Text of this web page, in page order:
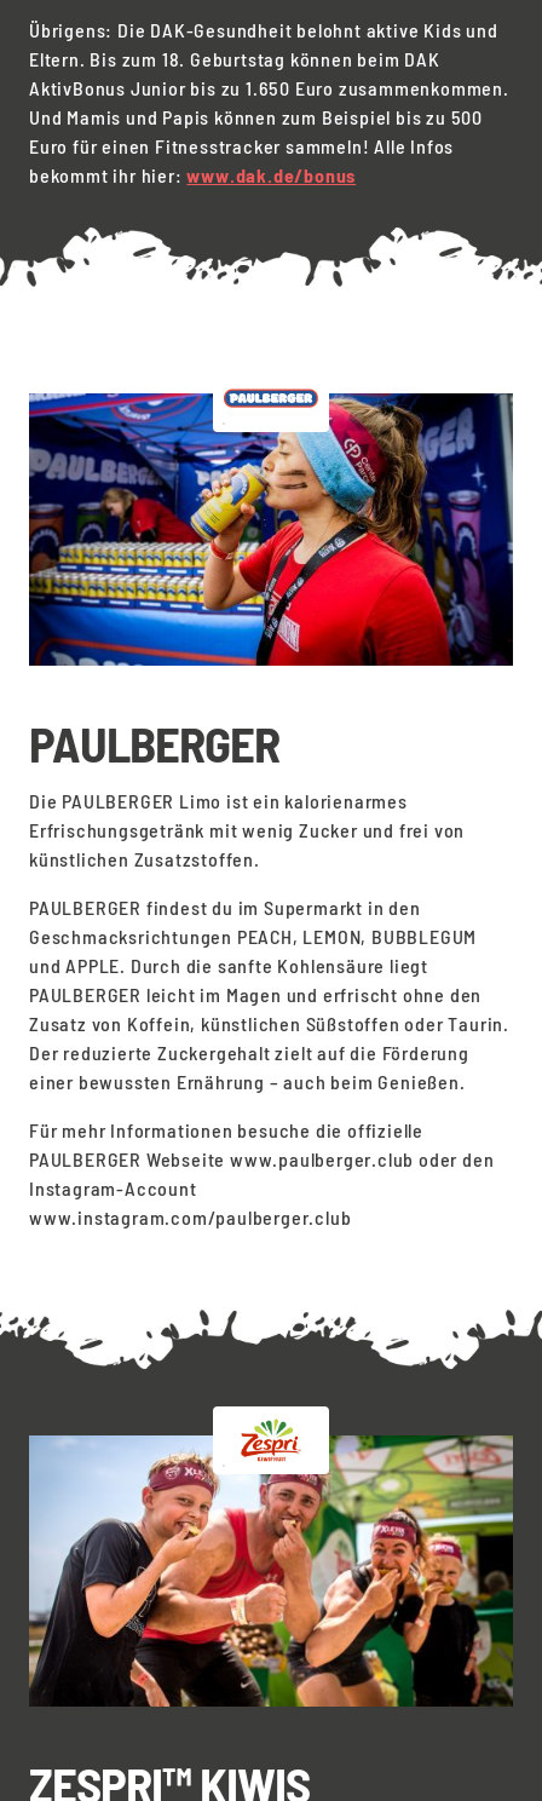
Übrigens: Die DAK-Gesundheit belohnt aktive Kids und
Eltern. Bis zum 18. Geburtstag können beim DAK
AktivBonus Junior bis zu 1.650 Euro zusammenkommen.
Und Mamis und Papis können zum Beispiel bis zu 500
Euro für einen Fitnesstracker sammeln! Alle Infos
bekommt ihr hier:www.dak.de/bonus
PAULBERGER
Die PAULBERGER Limo ist ein kalorienarmes
Erfrischungsgetränk mit wenig Zucker und frei von
künstlichen Zusatzstoffen.
PAULBERGER findest du im Supermarkt in den
Geschmacksrichtungen PEACH, LEMON, BUBBLEGUM
und APPLE. Durch die sanfte Kohlensäure liegt
PAULBERGER leicht im Magen und erfrischt ohne den
Zusatz von Koffein, künstlichen Süßstoffen oder Taurin.
Der reduzierte Zuckergehalt zielt auf die Förderung
einer bewussten Ernährung – auch beim Genießen.
Für mehr Informationen besuche die offizielle
PAULBERGER Webseite www.paulberger.club oder den
Instagram-Account
www.instagram.com/paulberger.club
ZESPRI™ KIWIS